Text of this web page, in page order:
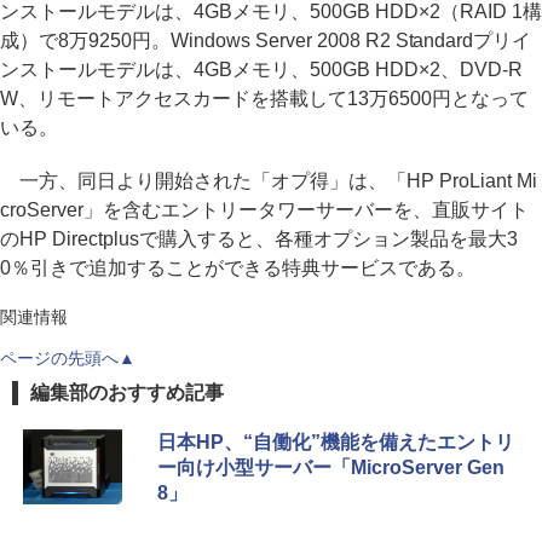
ンストールモデルは、4GBメモリ、500GB HDD×2（RAID 1構
成）で8万9250円。Windows Server 2008 R2 Standardプリイ
ンストールモデルは、4GBメモリ、500GB HDD×2、DVD-R
W、リモートアクセスカードを搭載して13万6500円となって
いる。
一方、同日より開始された「オプ得」は、「HP ProLiant Mi
croServer」を含むエントリータワーサーバーを、直販サイト
のHP Directplusで購入すると、各種オプション製品を最大3
0％引きで追加することができる特典サービスである。
関連情報
ページの先頭へ▲
編集部のおすすめ記事
日本HP、“自働化”機能を備えたエントリ
ー向け小型サーバー「MicroServer Gen
8」